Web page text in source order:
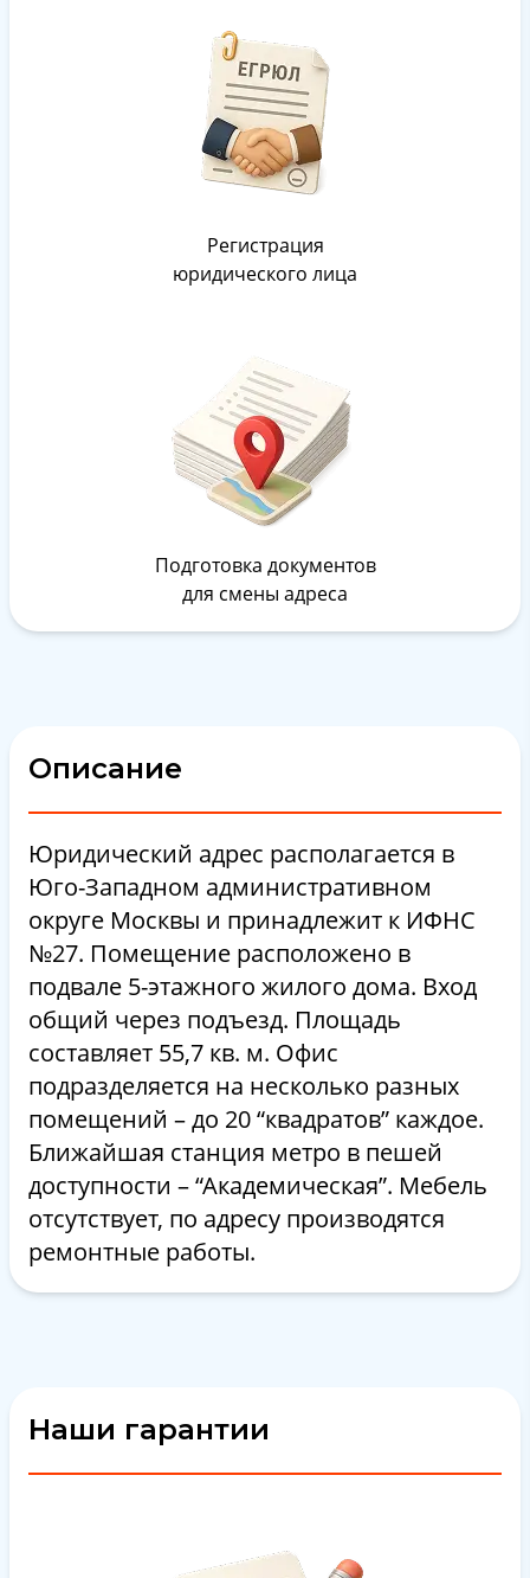
Регистрация
юридического лица
Подготовка документов
для смены адреса
Описание
Юридический адрес располагается в
Юго-Западном административном
округе Москвы и принадлежит к ИФНС
№27. Помещение расположено в
подвале 5-этажного жилого дома. Вход
общий через подъезд. Площадь
составляет 55,7 кв. м. Офис
подразделяется на несколько разных
помещений – до 20 “квадратов” каждое.
Ближайшая станция метро в пешей
доступности – “Академическая”. Мебель
отсутствует, по адресу производятся
ремонтные работы.
Наши гарантии